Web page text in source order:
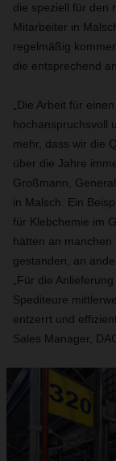
die speziell für den
Mitarbeiter in
regelmäßig
die entsprechend
„Die Arbeit für
hochanspruchsvoll
mehr, dass wir die
über die Jahre
Großmann,
in Malsch. Ein
für Klebchemie im
hätten an manchen
gestanden, an
„Für die
Spediteure
entzerrt und
Sales Manager,